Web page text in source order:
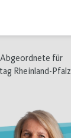
für
Rheinland-Pfalz